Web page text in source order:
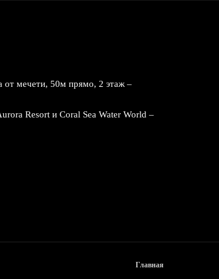
от мечети, 50м прямо, 2 этаж –
Resort и Coral Sea Water World –
Главная